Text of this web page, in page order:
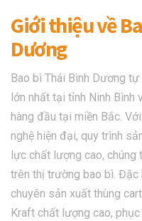
Giới thiệu về
Dương
Bao bì Thái Bình Dương
lớn nhất tại tỉnh Ninh Bình
hàng đầu tại miền Bắc.
nghệ hiện đại, quy trình
lực chất lượng cao, chúng
trên thị trường bao bì. Đặc
chuyên sản xuất thùng
Kraft chất lượng cao,